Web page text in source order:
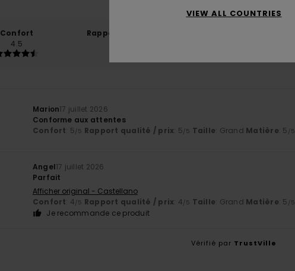
Confort
4.5
Rapport qualité / prix
Marion17 juillet 2026
Conforme aux attentes
Confort: 5/5 Rapport qualité / prix: 5/5 Taille: Grand Matière: 5 /5
Angel17 juillet 2026
Parfait
Afficher original - Castellano
Confort: 4/5 Rapport qualité / prix: 4/5 Taille: Grand Matière: 5 /5
Je recommande ce produit
Vérifié par TrustVille
VIEW ALL COUNTRIES